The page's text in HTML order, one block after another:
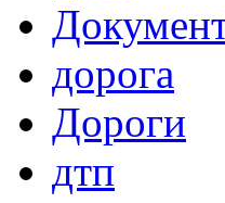
дорога
Дороги
дтп